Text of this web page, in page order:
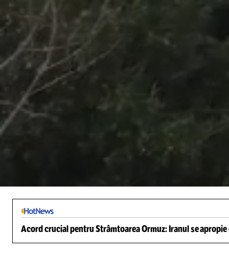
Acord crucial pentru Strâmtoarea Ormuz: Iranul se